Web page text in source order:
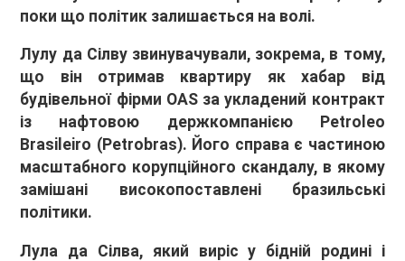
поки що політик залишається на волі.
Лулу да Сілву звинувачували, зокрема, в тому,
що він отримав квартиру як хабар від
будівельної фірми OAS за укладений контракт
із нафтовою держкомпанією Petroleo
Brasileiro (Petrobras). Його справа є частиною
масштабного корупційного скандалу, в якому
замішані високопоставлені бразильські
політики.
Лула да Сілва, який виріс у бідній родині і